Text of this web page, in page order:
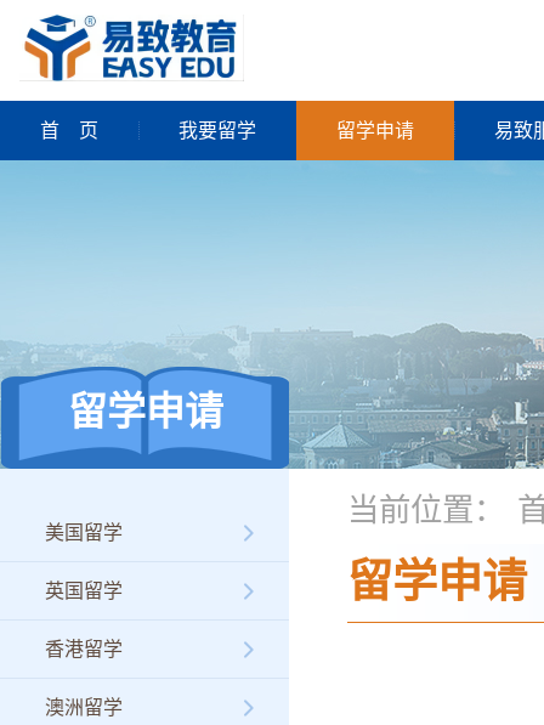
首 页 我要留学 留学申请 易致
留学申请
美国留学
英国留学
香港留学
澳洲留学
当前位置：
留学申请